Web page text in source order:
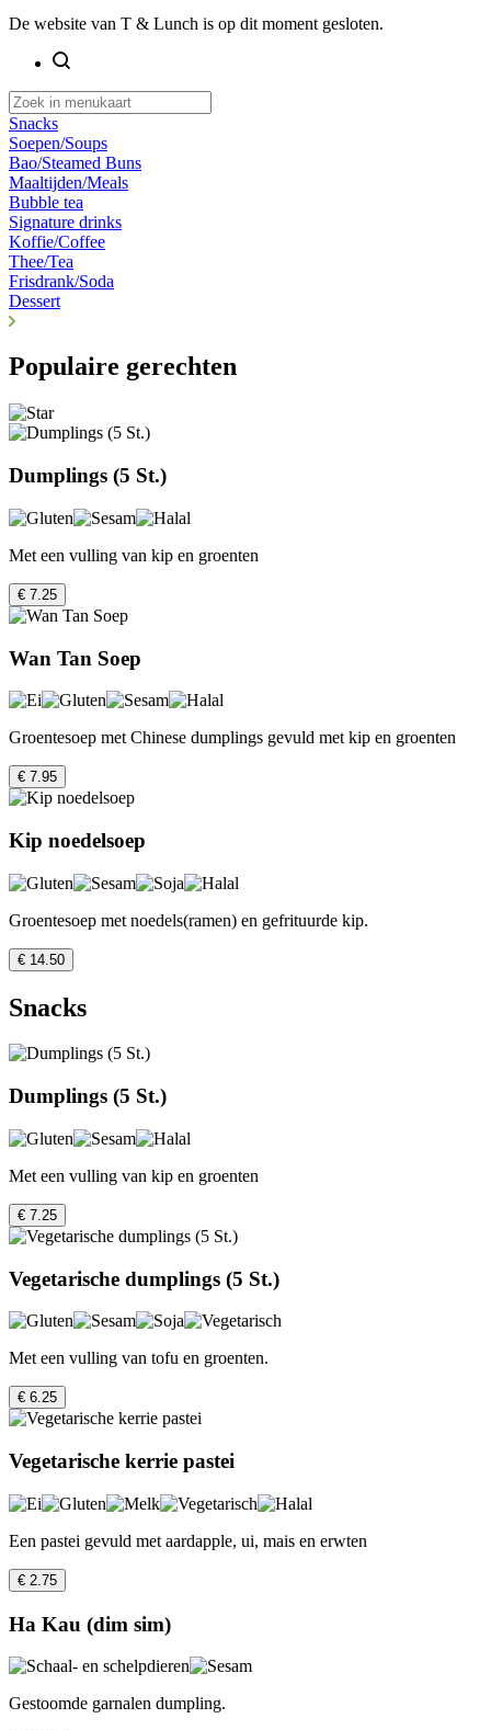
De website van T & Lunch is op dit moment gesloten.
Snacks
Soepen/Soups
Bao/Steamed Buns
Maaltijden/Meals
Bubble tea
Signature drinks
Koffie/Coffee
Thee/Tea
Frisdrank/Soda
Dessert
Populaire gerechten
Dumplings (5 St.)
Met een vulling van kip en groenten
€ 7.25
Wan Tan Soep
Groentesoep met Chinese dumplings gevuld met kip en groenten
€ 7.95
Kip noedelsoep
Groentesoep met noedels(ramen) en gefrituurde kip.
€ 14.50
Snacks
Dumplings (5 St.)
Met een vulling van kip en groenten
€ 7.25
Vegetarische dumplings (5 St.)
Met een vulling van tofu en groenten.
€ 6.25
Vegetarische kerrie pastei
Een pastei gevuld met aardapple, ui, mais en erwten
€ 2.75
Ha Kau (dim sim)
Gestoomde garnalen dumpling.